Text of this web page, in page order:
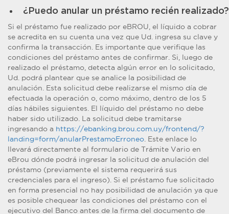
¿Puedo anular un préstamo recién realizado?
Si el préstamo fue realizado por eBROU, el líquido a cobrar
se acredita en su cuenta una vez que Ud. ingresa su clave y
confirma la transacción. Es importante que verifique las
condiciones del préstamo antes de confirmar. Si, luego de
realizado el préstamo, detecta algún error en lo solicitado,
Ud. podrá plantear que se analice la posibilidad de
anulación. Esta solicitud debe realizarse el mismo día de
efectuada la operación o, como máximo, dentro de los 5
días hábiles siguientes. El líquido del préstamo no debe
haber sido utilizado. La solicitud debe tramitarse
ingresando a https://ebanking.brou.com.uy/frontend/?
landing=form/anularPrestamoErroneo . Este enlace lo
llevará directamente al formulario de Trámite Vario en
eBrou dónde podrá ingresar la solicitud de anulación del
préstamo (previamente el sistema requerirá sus
credenciales para el ingreso). Si el préstamo fue solicitado
en forma presencial no hay posibilidad de anulación ya que
es posible chequear las condiciones del préstamo con el
ejecutivo del Banco antes de la firma del documento de